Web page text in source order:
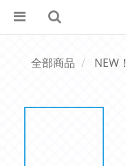
全部商品 NEW！